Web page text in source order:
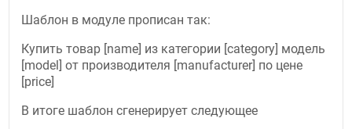
Шаблон в модуле прописан так:
Купить товар [name] из категории [category] модель
[model] от производителя [manufacturer] по цене
[price]
В итоге шаблон сгенерирует следующее